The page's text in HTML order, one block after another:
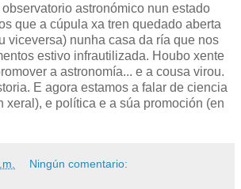
astronómico nun estado
que a cúpula xa tren quedado aberta
viceversa) nunha casa da ría que nos
estivo infrautilizada. Houbo xente
a astronomía... e a cousa virou.
E agora estamos a falar de ciencia
xeral), e política e a súa promoción (en
Ningún comentario: